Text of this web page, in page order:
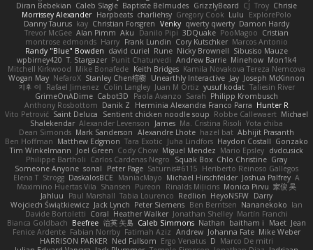
Diran Bebekian Caleb Slagle Baptiste Belmudes GrizzlyBeard CJ Troy Chrisie
Morrissey Alexander Harpbeats charliehsy Gregory Cook Lulu
ExplorePolo
Danny Taurus kay Christian Forsgren Venky qwerty qwerty Damon Hardy
Trevor McGee Alan Pimm Aku Danilo Pipi 3DQuake PooMagoo Cristian
montrose edmonds Harry Frank Lundin Cory Kutschker Marcos Antonio
Randy "Blue" Bowden david curiel Rune Nicky Brownell Sibusiso Mauze
wpbirney420 T. Stargazer Punit Chaturvedi Andrew Barrie Minehow Mon1k4
Mitchell Kirkwood Mike Bonafede Keith Bridges Kamila Novakova Tereza Nemcova
Wogan May NefaroX Stanley Chen榕樹 Unearthly Interactive Jay Joseph McKinnon
지후 이
Rafael Jimenez Colin Langley Juan M Ortiz yusuf kodat Taliesin River
GrimeOnADime Cabot3D Paola Avanzo Sarah Philipp Krombusch
Anthony Rosbottom Danik Z Herminia Alexandra Franco Parra Hunter R
Vito Petrović Saint Deluca Sentient chicken noodle soup Robbe Callewaert Michael
Shalekendar Alexander Levenson James Ma. Cristina Risoli Yota chiba
Dean Simonds Mark Sanderson Alexandre Lhote hazel bat Abhijit Prasanth
Ben Hoffman Matthew Edgmon Tara Exotic Juha Lindfors Haydon Costall Gonzako
Tim Winkelmann
Joel Green Cody Chow Miguel Mendez Mario Epsley dvdcusick
Philippe Bartholi Carlos Cardenas Negro Squak Box Chlo Christine Gray
Someone Anyone sonal Peter Page Saturnis#6115 Heriberto Reinoso Gallegos
Elena T Strogg DaskalosBCE ManiacMayo Michael Hirschfelder Joshua Palfrey A
Maximino Huertas Vila Shansen Pureon Rinalds Miļicins Monica Pirvu 家俊 吴
Jahluu
Paul Marshall Tabia Lourenco Redlion HeyoNSFW Darry
Wojciech Świątkiewicz Jack Lynch Peter Siemens Ben Berntsen Nananekoko Ian
Davide Bortoletti Coral Heather Walker Jonathan Shelley Martín Franchi
Bianca Goldbach Beefree 治英 矢島 Caleb Simmons Nathan baitham i Maet Jean
Fenice Ardente Fabian Norrby Fatimah Aziz Andrew Johanna Fate Mike Weber
HARRISON PARKER Ned Fullsom Ergo Venatus D Marco De mitri